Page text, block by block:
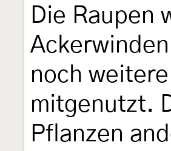
Die Raupen
noch
mitgenutzt.
Pflanzen